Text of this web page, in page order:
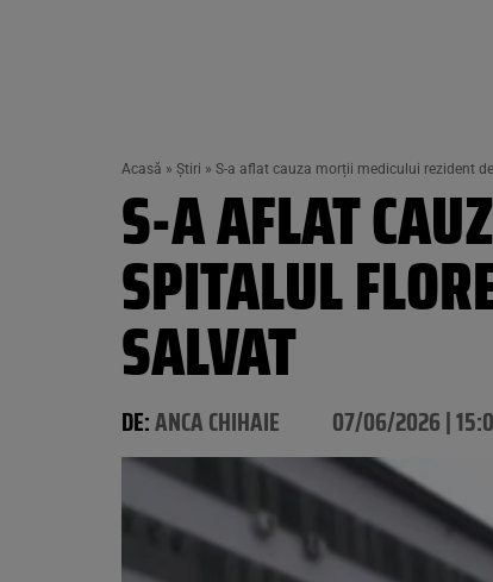
Acasă » Știri » S-a aflat cauza morții medicului rezident
S-A AFLAT
SPITALUL
SALVAT
DE:ANCA CHIHAIE 07/06/2026 |